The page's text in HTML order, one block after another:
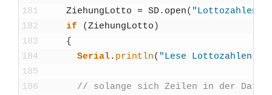
181
182
183
184
185
186
Zie­h­un­gLot­to = SD. open(
if
(Zie­h­un­gLot­to )
{
Seri­al. println( "Lese
// solan­ge sich Zei­len in der